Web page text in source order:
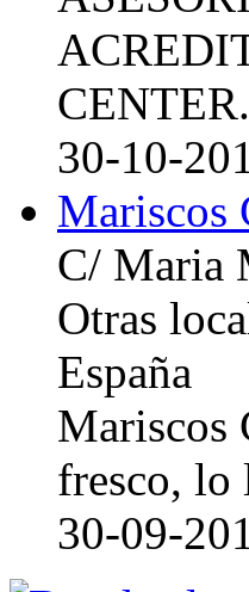
CENTER.
30-10-
Mariscos
C/ Maria
Otras
España
Mariscos
fresco, lo
30-09-